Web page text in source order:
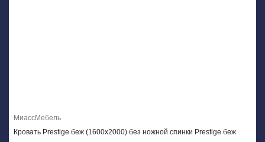
МиассМебель
Кровать Prestige беж (1600x2000) без ножной спинки Prestige беж